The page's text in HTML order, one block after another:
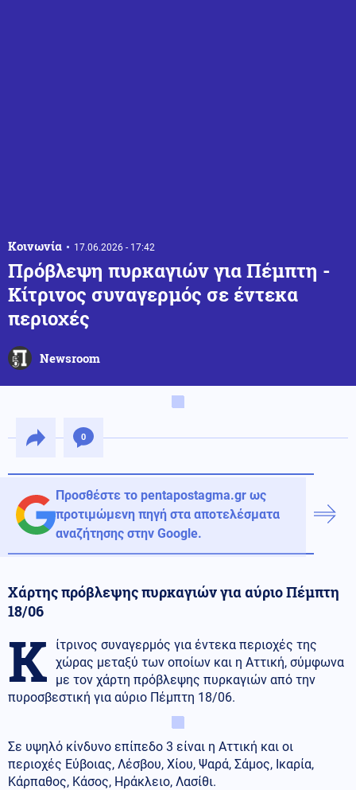
Κοινωνία 17.06.2026 - 17:42
Πρόβλεψη πυρκαγιών για Πέμπτη -
Κίτρινος συναγερμός σε έντεκα
περιοχές
Newsroom
0
Προσθέστε το pentapostagma.gr ως
προτιμώμενη πηγή στα αποτελέσματα
αναζήτησης στην Google.
Χάρτης πρόβλεψης πυρκαγιών για αύριο Πέμπτη
18/06
Κ
ίτρινος συναγερμός για έντεκα περιοχές της
χώρας μεταξύ των οποίων και η Αττική, σύμφωνα
με τον χάρτη πρόβλεψης πυρκαγιών από την
πυροσβεστική για αύριο Πέμπτη 18/06.
Σε υψηλό κίνδυνο επίπεδο 3 είναι η Αττική και οι
περιοχές Εύβοιας, Λέσβου, Χίου, Ψαρά, Σάμος, Ικαρία,
Κάρπαθος, Κάσος, Ηράκλειο, Λασίθι.